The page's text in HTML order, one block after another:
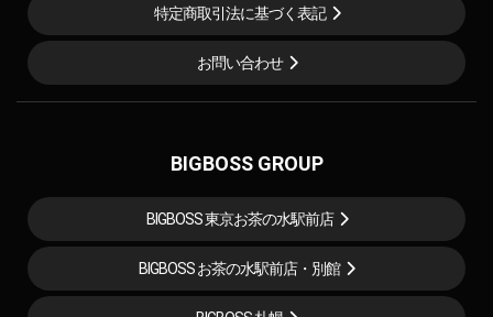
特定商取引法に基づく表記
お問い合わせ
BIGBOSS GROUP
BIGBOSS 東京お茶の水駅前店
BIGBOSS お茶の水駅前店・別館